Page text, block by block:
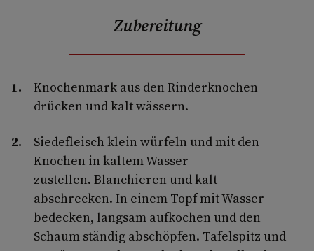
Zubereitung
Knochenmark aus den Rinderknochen
drücken und kalt wässern.
Siedefleisch klein würfeln und mit den
Knochen in kaltem Wasser
zustellen. Blanchieren und kalt
abschrecken. In einem Topf mit Wasser
bedecken, langsam aufkochen und den
Schaum ständig abschöpfen. Tafelspitz und